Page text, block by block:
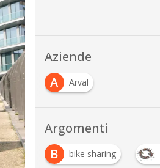
Aziende
A
Arval
Argomenti
B
bike sharing